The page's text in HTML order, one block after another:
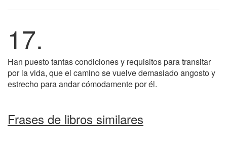
17.
Han puesto tantas condiciones y requisitos para transitar
por la vida, que el camino se vuelve demasiado angosto y
estrecho para andar cómodamente por él.
Frases de libros similares